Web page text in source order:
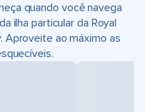
quando você navega
ilha particular da Royal
Aproveite ao máximo as